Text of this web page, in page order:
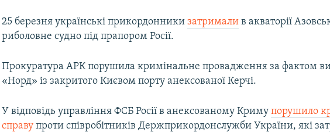
​25 березня українські прикордонникизатримали в акваторії
риболовне судно під прапором Росії.
Прокуратура АРК порушила кримінальне провадження за фактом
«Норд» із закритого Києвом порту анексованої Керчі.
У відповідь управління ФСБ Росії в анексованому Кримупорушило
справупроти співробітників Держприкордонслужби України, які